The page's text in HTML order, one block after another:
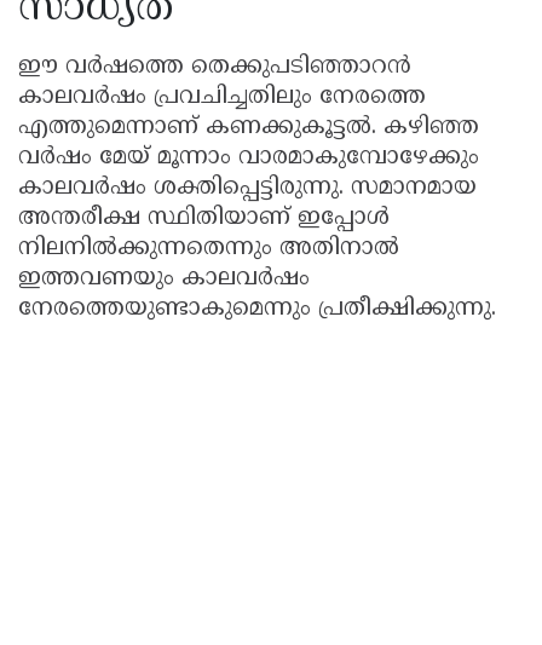
ഈ വർഷത്തെ തെക്കുപടിഞ്ഞാറൻ
കാലവർഷം പ്രവചിച്ചതിലും നേരത്തെ
എത്തുമെന്നാണ് കണക്കുകൂട്ടൽ. കഴിഞ്ഞ
വർഷം മേയ് മൂന്നാം വാരമാകുമ്പോഴേക്കും
കാലവർഷം ശക്തിപ്പെട്ടിരുന്നു. സമാനമായ
അന്തരീക്ഷ സ്ഥിതിയാണ് ഇപ്പോൾ
നിലനിൽക്കുന്നതെന്നും അതിനാൽ
ഇത്തവണയും കാലവർഷം
നേരത്തെയുണ്ടാകുമെന്നും പ്രതീക്ഷിക്കുന്നു.